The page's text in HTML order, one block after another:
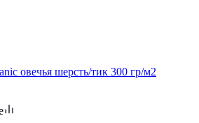
овечья шерсть/тик 300 гр/м2